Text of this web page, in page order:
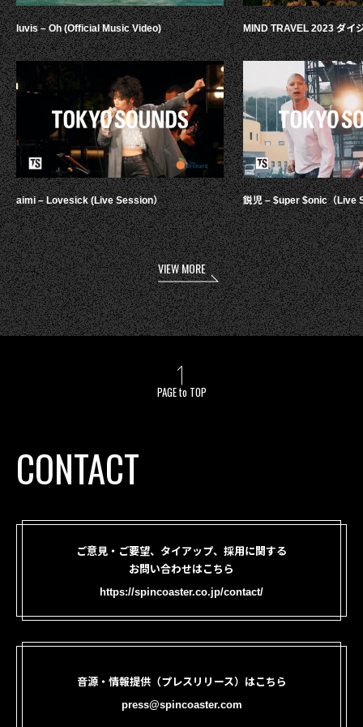
luvis – Oh (Official Music Video)
aimi – Lovesick (Live Session）
MIND TRAVEL 2023 ダイ
鋭児 – $uper $onic（Live
VIEW MORE
PAGE to TOP
CONTACT
ご意見・ご要望、タイアップ、採用に関する
お問い合わせはこちら
https://spincoaster.co.jp/contact/
音源・情報提供（プレスリリース）はこちら
press@spincoaster.com